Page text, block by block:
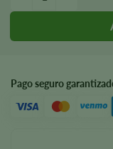
Pago seguro